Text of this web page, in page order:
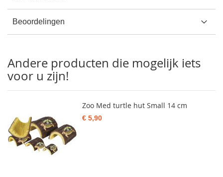
Beoordelingen
Andere producten die mogelijk iets
voor u zijn!
Zoo Med turtle hut Small 14 cm
€ 5,90